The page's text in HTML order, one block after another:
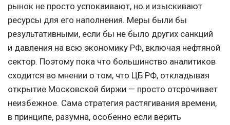
рынок не просто успокаивают, но и изыскивают
ресурсы для его наполнения. Меры были бы
результативными, если бы не было других санкций
и давления на всю экономику РФ, включая нефтяной
сектор. Поэтому пока что большинство аналитиков
сходится во мнении о том, что ЦБ РФ, откладывая
открытие Московской биржи — просто отсрочивает
неизбежное. Сама стратегия растягивания времени,
в принципе, разумна, особенно если верить